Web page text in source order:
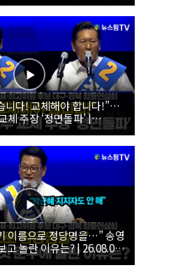
연설회
니다! 교체해야 합니다!”…
체 주장 ‘정면돌파’ |
주당 당대표·최고위원 후
연설회
이름으로 정당명을…” 송영
고 놀란 이유는? | 26.08.09
표·최고위원 후보 대구·경